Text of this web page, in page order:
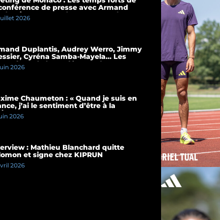
de presse avec Armand
et Cassandre Beaugrand
2026
Duplantis, Audrey Werro, Jimmy
Cyréna Samba-Mayela… Les
forts de la conférence de presse
de Paris 2026
2026
Chaumeton : « Quand je suis en
j’ai le sentiment d’être à la
»
2026
: Mathieu Blanchard quitte
et signe chez KIPRUN
2026